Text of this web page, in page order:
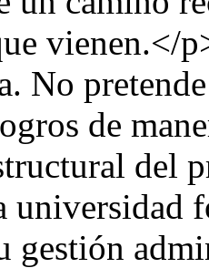
vienen.</
No
de
del
universidad
gestión